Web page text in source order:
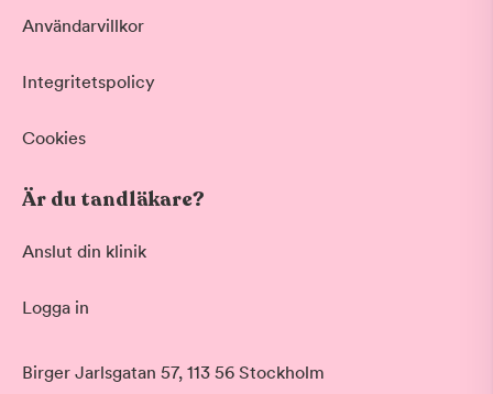
Användarvillkor
Integritetspolicy
Cookies
Är du tandläkare?
Anslut din klinik
Logga in
Birger Jarlsgatan 57, 113 56 Stockholm